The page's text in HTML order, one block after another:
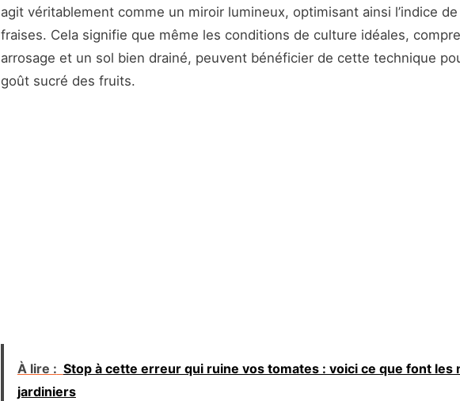
agit véritablement comme un miroir lumineux, optimisant ainsi l’indice
fraises. Cela signifie que même les conditions de culture idéales,
arrosage et un sol bien drainé, peuvent bénéficier de cette technique
goût sucré des fruits.
À lire : Stop à cette erreur qui ruine vos tomates : voici ce que font les
jardiniers